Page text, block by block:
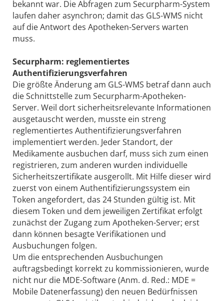
bekannt war. Die Abfragen zum Securpharm-System
laufen daher asynchron; damit das GLS-WMS nicht
auf die Antwort des Apotheken-Servers warten
muss.
Securpharm: reglementiertes
Authentifizierungsverfahren
Die größte Änderung am GLS-WMS betraf dann auch
die Schnittstelle zum Securpharm-Apotheken-
Server. Weil dort sicherheitsrelevante Informationen
ausgetauscht werden, musste ein streng
reglementiertes Authentifizierungsverfahren
implementiert werden. Jeder Standort, der
Medikamente ausbuchen darf, muss sich zum einen
registrieren, zum anderen wurden individuelle
Sicherheitszertifikate ausgerollt. Mit Hilfe dieser wird
zuerst von einem Authentifizierungssystem ein
Token angefordert, das 24 Stunden gültig ist. Mit
diesem Token und dem jeweiligen Zertifikat erfolgt
zunächst der Zugang zum Apotheken-Server; erst
dann können besagte Verifikationen und
Ausbuchungen folgen.
Um die entsprechenden Ausbuchungen
auftragsbedingt korrekt zu kommissionieren, wurde
nicht nur die MDE-Software (Anm. d. Red.: MDE =
Mobile Datenerfassung) den neuen Bedürfnissen